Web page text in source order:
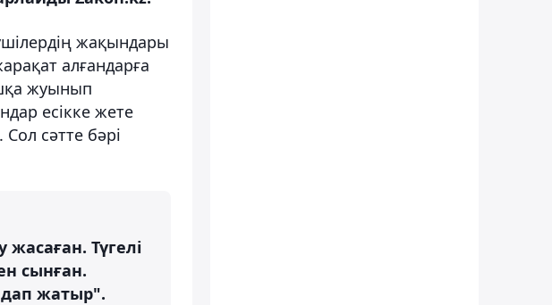
жақындары
алғандарға
жуынып
есікке жете
сәтте бәрі
жасаған. Түгелі
сынған.
жатыр".